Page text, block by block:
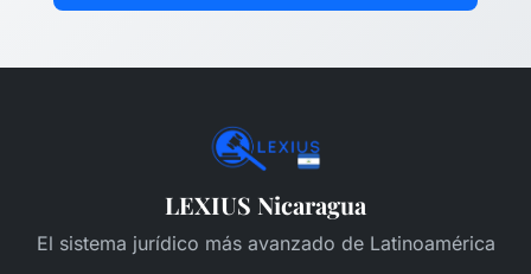
LEXIUS Nicaragua
El sistema jurídico más avanzado de Latinoamérica